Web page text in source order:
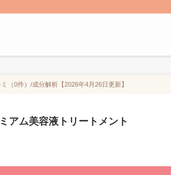
（0件）/成分解析【2026年4月26日更新】
アム美容液トリートメント